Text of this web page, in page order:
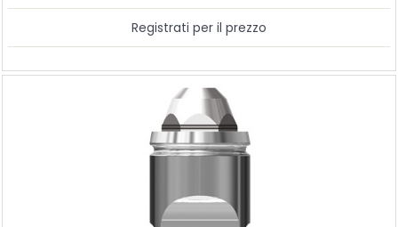
Registrati per il prezzo